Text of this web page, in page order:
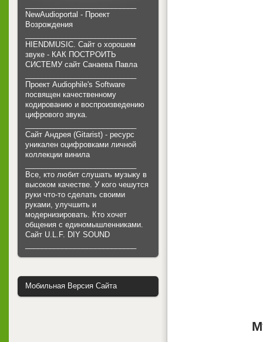
NewAudioportal - Проект
Возрождения
HIENDMUSIC. Сайт о хорошем
звуке - КАК ПОСТРОИТЬ
СИСТЕМУ сайт Санаева Павла
Проект Audiophile's Software
посвящен качественному
кодированию и воспроизведению
цифрового звука.
Сайт Андрея (Gitarist) - ресурс
уникален оцифровками личной
коллекции винила
Все, кто любит слушать музыку в
высоком качестве. У кого чешутся
руки что-то сделать своими
руками, улучшить и
модернизировать. Кто хочет
общения с единомышленниками.
Cайт U.L.F. DIY SOUND
Мобильная Версия Сайта